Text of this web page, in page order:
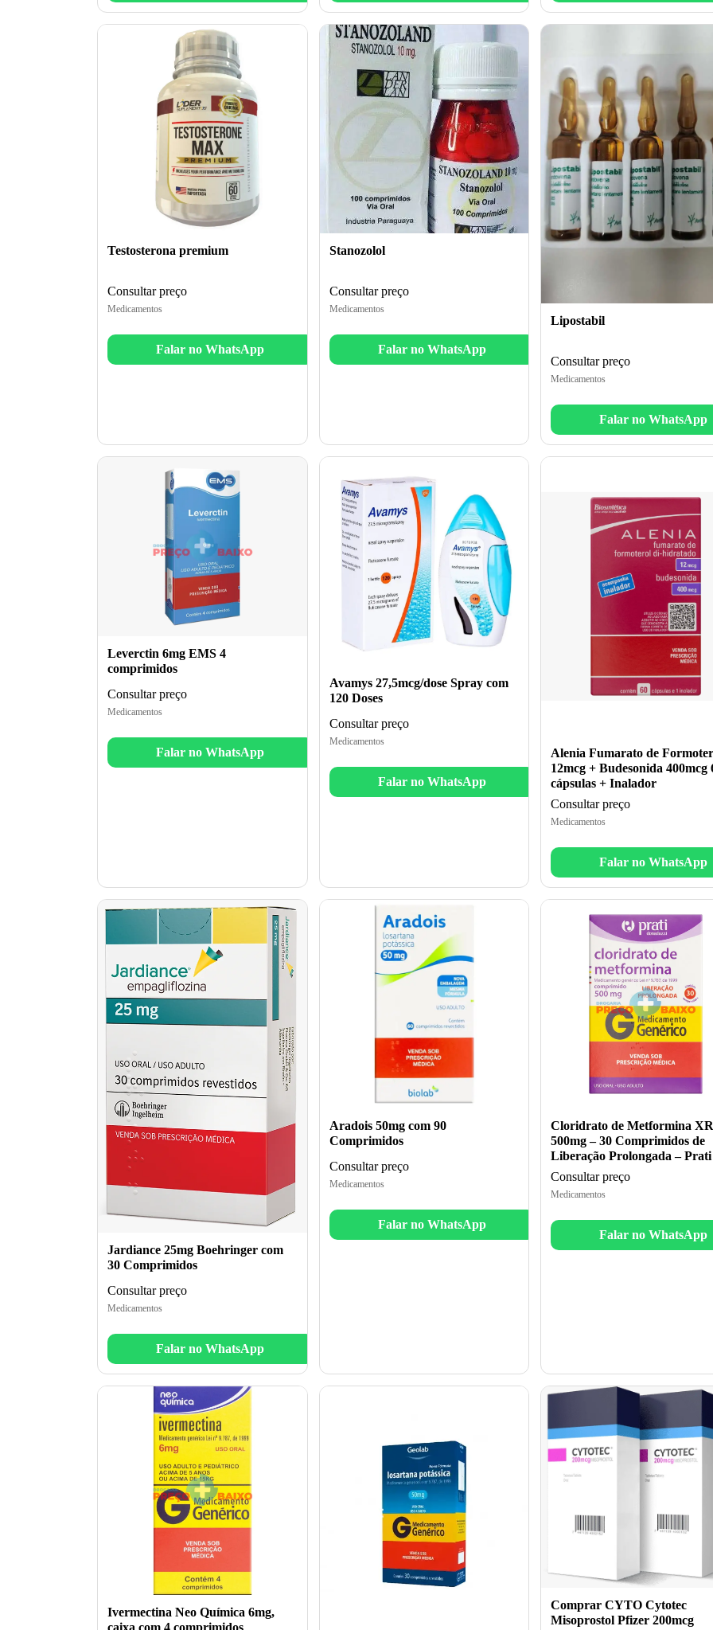
Testosterona premium
Consultar preço
Medicamentos
Falar no WhatsApp
Stanozolol
Consultar preço
Medicamentos
Falar no WhatsApp
Lipostabil
Consultar preço
Medicamentos
Falar no WhatsApp
Leverctin 6mg EMS 4
comprimidos
Consultar preço
Medicamentos
Falar no WhatsApp
Avamys 27,5mcg/dose Spray com
120 Doses
Consultar preço
Medicamentos
Falar no WhatsApp
Alenia Fumarato de
12mcg + Budesonida 400mcg
cápsulas + Inalador
Consultar preço
Medicamentos
Falar no WhatsApp
Jardiance 25mg Boehringer com
30 Comprimidos
Consultar preço
Medicamentos
Falar no WhatsApp
Aradois 50mg com 90
Comprimidos
Consultar preço
Medicamentos
Falar no WhatsApp
Cloridrato de Metformina XR
500mg – 30 Comprimidos de
Liberação Prolongada – Prati
Consultar preço
Medicamentos
Falar no WhatsApp
Ivermectina Neo Química 6mg,
Comprar CYTO Cytotec
Misoprostol Pfizer 200mcg